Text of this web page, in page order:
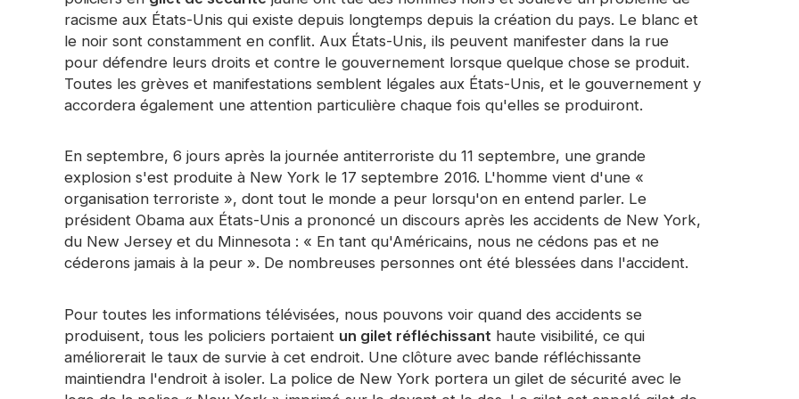
Ruban prism
Briller dans le matériau
sombre
racisme aux États-Unis qui existe depuis longtemps depuis la création du pays. Le blanc et
le noir sont constamment en conflit. Aux États-Unis, ils peuvent manifester dans la rue
pour défendre leurs droits et contre le gouvernement lorsque quelque chose se produit.
Toutes les grèves et manifestations semblent légales aux États-Unis, et le gouvernement y
accordera également une attention particulière chaque fois qu'elles se produiront.
En septembre, 6 jours après la journée antiterroriste du 11 septembre, une grande
explosion s'est produite à New York le 17 septembre 2016. L'homme vient d'une «
organisation terroriste », dont tout le monde a peur lorsqu'on en entend parler. Le
président Obama aux États-Unis a prononcé un discours après les accidents de New York,
du New Jersey et du Minnesota : « En tant qu'Américains, nous ne cédons pas et ne
céderons jamais à la peur ». De nombreuses personnes ont été blessées dans l'accident.
Pour toutes les informations télévisées, nous pouvons voir quand des accidents se
produisent, tous les policiers portaient un gilet réfléchissant haute visibilité, ce qui
améliorerait le taux de survie à cet endroit. Une clôture avec bande réfléchissante
maintiendra l'endroit à isoler. La police de New York portera un gilet de sécurité avec le